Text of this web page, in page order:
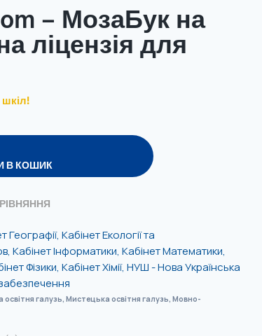
– МозаБук на
ліцензія для
В КОШИК
Географії, Кабінет Екології та
, Кабінет Інформатики, Кабінет Математики,
Фізики, Кабінет Хімії, НУШ - Нова Українська
освітня галузь, Мистецька освітня галузь, Мовно-